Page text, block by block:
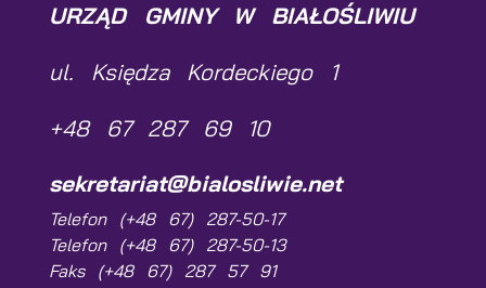
URZĄD GMINY W BIAŁOŚLIWIU
ul. Księdza Kordeckiego 1
+48 67 287 69 10
sekretariat@bialosliwie.net
Telefon (+48 67) 287-50-17
Telefon (+48 67) 287-50-13
Faks (+48 67) 287 57 91